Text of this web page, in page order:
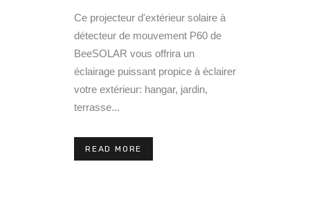
Ce projecteur d'extérieur solaire à
détecteur de mouvement P60 de
BeeSOLAR vous offrira un
éclairage puissant propice à éclairer
votre extérieur: hangar, jardin,
terrasse...
READ MORE